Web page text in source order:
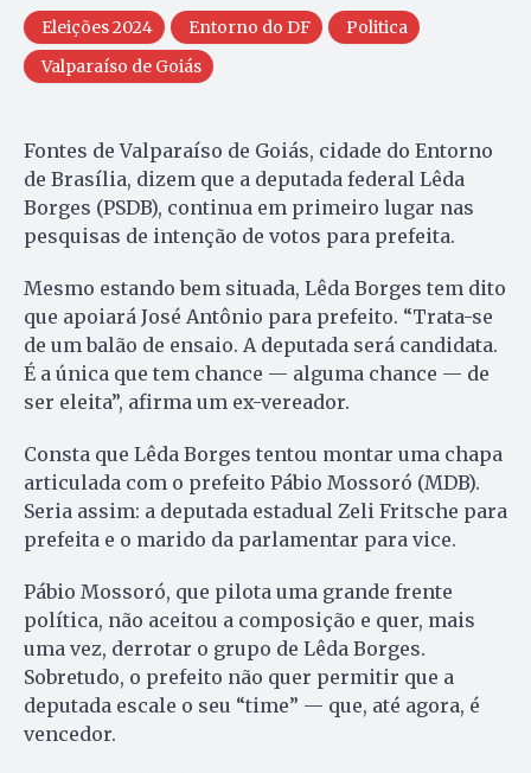
Eleições 2024 Entorno do DF
Politica
Valparaíso de Goiás
Fontes de Valparaíso de Goiás, cidade do Entorno
de Brasília, dizem que a deputada federal Lêda
Borges (PSDB), continua em primeiro lugar nas
pesquisas de intenção de votos para prefeita.
Mesmo estando bem situada, Lêda Borges tem dito
que apoiará José Antônio para prefeito. “Trata-se
de um balão de ensaio. A deputada será candidata.
É a única que tem chance — alguma chance — de
ser eleita”, afirma um ex-vereador.
Consta que Lêda Borges tentou montar uma chapa
articulada com o prefeito Pábio Mossoró (MDB).
Seria assim: a deputada estadual Zeli Fritsche para
prefeita e o marido da parlamentar para vice.
Pábio Mossoró, que pilota uma grande frente
política, não aceitou a composição e quer, mais
uma vez, derrotar o grupo de Lêda Borges.
Sobretudo, o prefeito não quer permitir que a
deputada escale o seu “time” — que, até agora, é
vencedor.